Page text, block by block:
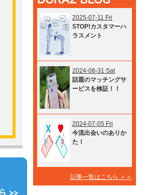
2025-07-11 Fri
STOP!カスタマーハ
ラスメント
2024-08-31 Sat
話題のマッチングサ
ービスを検証！！
2024-07-05 Fri
今流出会いのありか
た！
記事一覧はこちら ＞＞